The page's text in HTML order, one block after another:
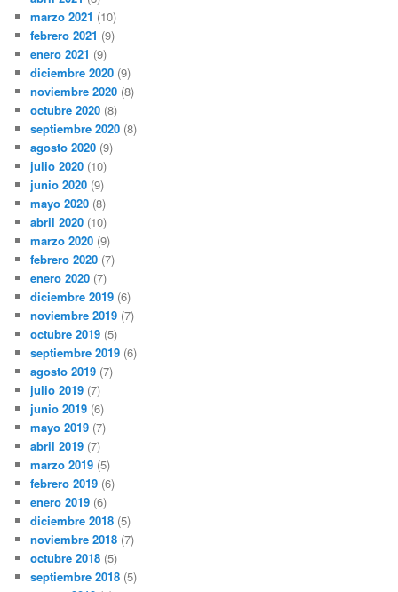
marzo 2021 (10)
febrero 2021 (9)
enero 2021 (9)
diciembre 2020 (9)
noviembre 2020 (8)
octubre 2020 (8)
septiembre 2020 (8)
agosto 2020 (9)
julio 2020 (10)
junio 2020 (9)
mayo 2020 (8)
abril 2020 (10)
marzo 2020 (9)
febrero 2020 (7)
enero 2020 (7)
diciembre 2019 (6)
noviembre 2019 (7)
octubre 2019 (5)
septiembre 2019 (6)
agosto 2019 (7)
julio 2019 (7)
junio 2019 (6)
mayo 2019 (7)
abril 2019 (7)
marzo 2019 (5)
febrero 2019 (6)
enero 2019 (6)
diciembre 2018 (5)
noviembre 2018 (7)
octubre 2018 (5)
septiembre 2018 (5)